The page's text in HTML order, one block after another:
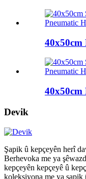
40x50cm
40x50cm
Devik
Şapik û kepçeyên herî
Berhevoka me ya
kepçeyên kepçeyê û
koleksiyona me ya şapik